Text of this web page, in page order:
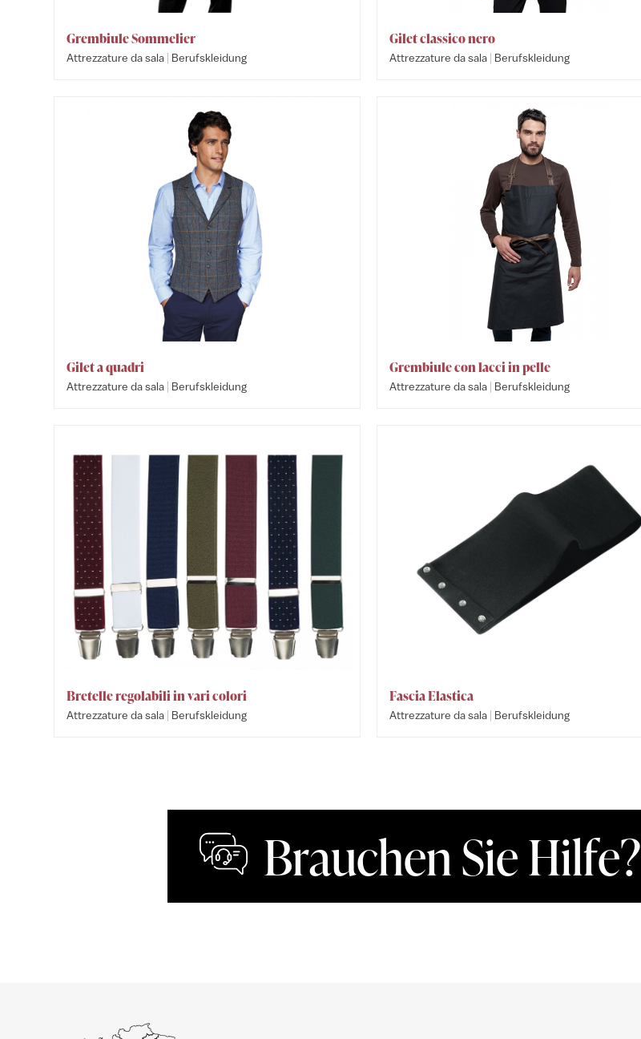
Grembiule Sommelier
Attrezzature da sala | Berufskleidung
Gilet classico nero
Attrezzature da sala | Berufskleidung
Gilet a quadri
Attrezzature da sala | Berufskleidung
Grembiule con lacci in pelle
Attrezzature da sala | Berufskleidung
Bretelle regolabili in vari colori
Attrezzature da sala | Berufskleidung
Fascia Elastica
Attrezzature da sala | Berufskleidung
Brauchen Sie Hilfe?